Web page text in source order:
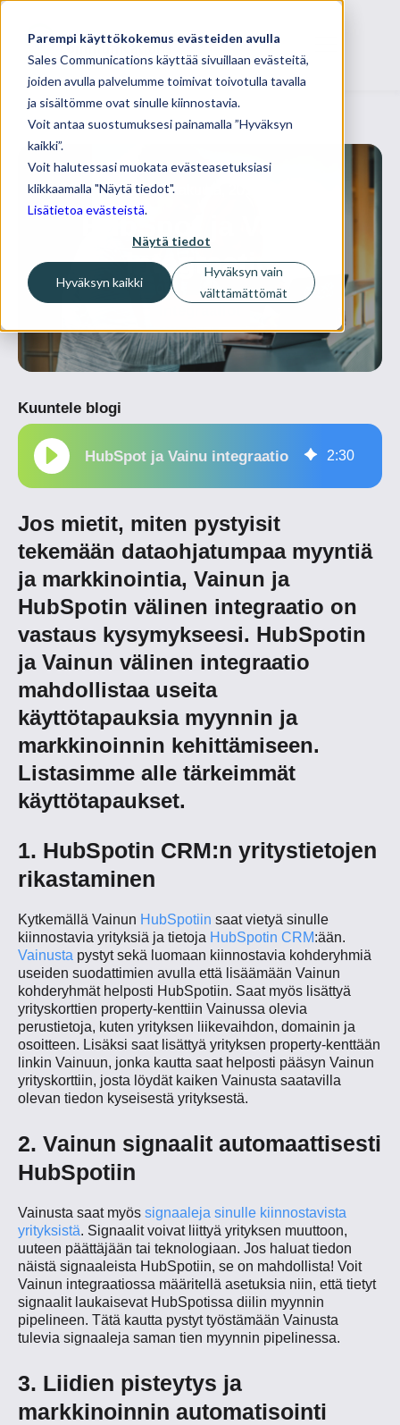
Parempi käyttökokemus evästeiden avulla
Sales Communications käyttää sivuillaan evästeitä,
joiden avulla palvelumme toimivat toivotulla tavalla
ja sisältömme ovat sinulle kiinnostavia.
Voit antaa suostumuksesi painamalla ”Hyväksyn
kaikki”.
Voit halutessasi muokata evästeasetuksiasi
klikkaamalla "Näytä tiedot".
Lisätietoa evästeistä.
Näytä tiedot
Hyväksyn kaikki
Hyväksyn vain
välttämättömät
24 lokakuuta, 2019
integraatio
Kuuntele blogi
HubSpot ja Vainu integraatio 2:30
Jos mietit, miten pystyisit
tekemään dataohjatumpaa myyntiä
ja markkinointia, Vainun ja
HubSpotin välinen integraatio on
vastaus kysymykseesi. HubSpotin
ja Vainun välinen integraatio
mahdollistaa useita
käyttötapauksia myynnin ja
markkinoinnin kehittämiseen.
Listasimme alle tärkeimmät
käyttötapaukset.
1. HubSpotin CRM:n yritystietojen
rikastaminen
Kytkemällä Vainun HubSpotiin saat vietyä sinulle
kiinnostavia yrityksiä ja tietoja HubSpotin CRM:ään.
Vainusta pystyt sekä luomaan kiinnostavia kohderyhmiä
useiden suodattimien avulla että lisäämään Vainun
kohderyhmät helposti HubSpotiin. Saat myös lisättyä
yrityskorttien property-kenttiin Vainussa olevia
perustietoja, kuten yrityksen liikevaihdon, domainin ja
osoitteen. Lisäksi saat lisättyä yrityksen property-kenttään
linkin Vainuun, jonka kautta saat helposti pääsyn Vainun
yrityskorttiin, josta löydät kaiken Vainusta saatavilla
olevan tiedon kyseisestä yrityksestä.
2. Vainun signaalit automaattisesti
HubSpotiin
Vainusta saat myös signaaleja sinulle kiinnostavista
yrityksistä. Signaalit voivat liittyä yrityksen muuttoon,
uuteen päättäjään tai teknologiaan. Jos haluat tiedon
näistä signaaleista HubSpotiin, se on mahdollista! Voit
Vainun integraatiossa määritellä asetuksia niin, että tietyt
signaalit laukaisevat HubSpotissa diilin myynnin
pipelineen. Tätä kautta pystyt työstämään Vainusta
tulevia signaaleja saman tien myynnin pipelinessa.
3. Liidien pisteytys ja
markkinoinnin automatisointi